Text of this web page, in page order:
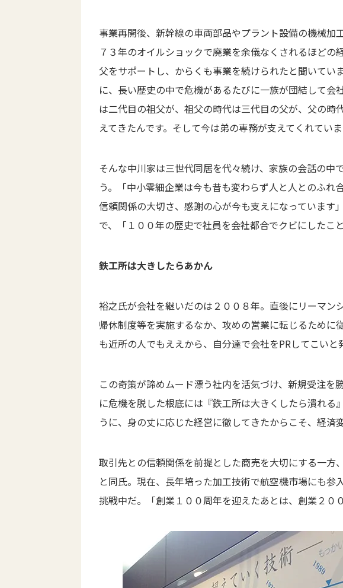
事業再開後、新幹線の車両部品やプラント設備の機械加
７３年のオイルショックで廃業を余儀なくされるほどの
父をサポートし、からくも事業を続けられたと聞いてい
に、長い歴史の中で危機があるたびに一族が団結して会
は二代目の祖父が、祖父の時代は三代目の父が、父の時
えてきたんです。そして今は弟の専務が支えてくれていま
そんな中川家は三世代同居を代々続け、家族の会話の中
う。「中小零細企業は今も昔も変わらず人と人とのふれ
信頼関係の大切さ、感謝の心が今も支えになっています
で、「１００年の歴史で社員を会社都合でクビにしたこ
鉄工所は大きしたらあかん
裕之氏が会社を継いだのは２００８年。直後にリーマン
帰休制度等を実施するなか、攻めの営業に転じるために
も近所の人でもええから、自分達で会社をPRしてこいと
この奇策が諦めムード漂う社内を活気づけ、新規受注を
に危機を脱した根底には『鉄工所は大きくしたら潰れる
うに、身の丈に応じた経営に徹してきたからこそ、経済
取引先との信頼関係を前提とした商売を大切にする一方
と同氏。現在、長年培った加工技術で航空機市場にも参
挑戦中だ。「創業１００周年を迎えたあとは、創業２０